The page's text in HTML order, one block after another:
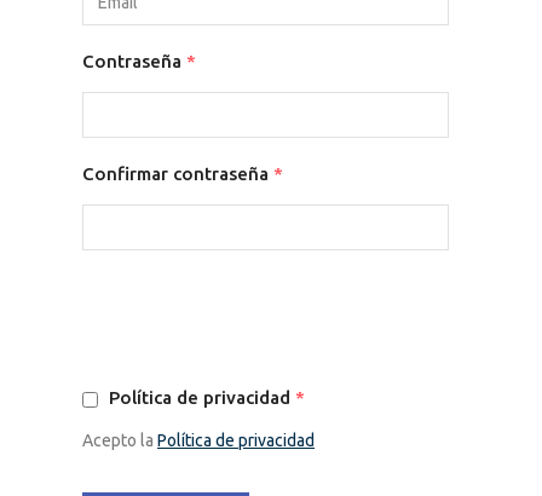
Contraseña *
Confirmar contraseña *
Política de privacidad *
Acepto la Política de privacidad